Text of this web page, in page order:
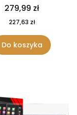
279,99 zł
227,63 zł
Do koszyka